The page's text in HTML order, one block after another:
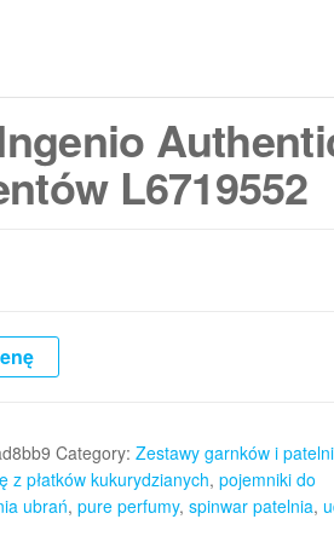
L6719552
Category: Zestawy garnków i patelni
z płatków kukurydzianych, pojemniki do
ubrań, pure perfumy, spinwar patelnia,